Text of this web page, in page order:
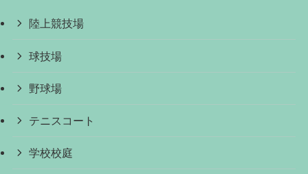
陸上競技場
球技場
野球場
テニスコート
学校校庭